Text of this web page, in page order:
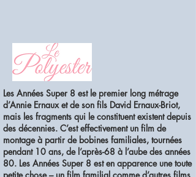
Les Années Super 8 est le premier long métrage
d’Annie Ernaux et de son fils David Ernaux-Briot,
mais les fragments qui le constituent existent depuis
des décennies. C’est effectivement un film de
montage à partir de bobines familiales, tournées
pendant 10 ans, de l’après-68 à l’aube des années
80. Les Années Super 8 est en apparence une toute